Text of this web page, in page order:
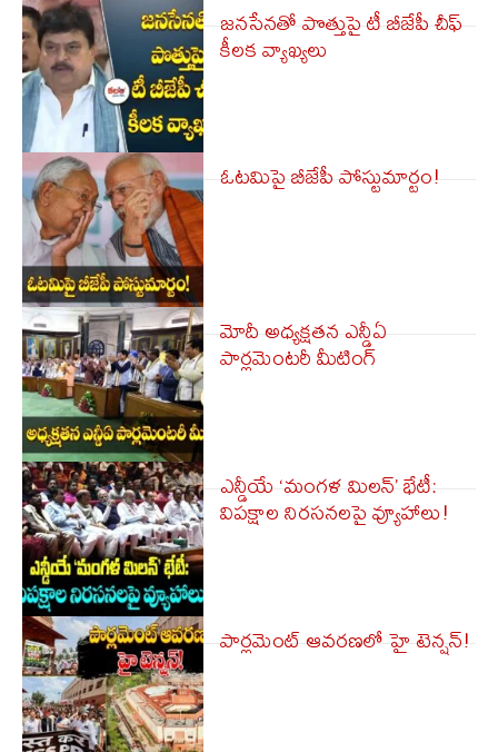
జ‌న‌సేన‌తో పొత్తుపై టీ బీజేపీ చీఫ్
కీలక వ్యాఖ్య‌లు
ఓటమిపై బీజేపీ పోస్టుమార్టం!
మోదీ అధ్య‌క్ష‌త‌న ఎన్డీఏ
పార్ల‌మెంట‌రీ మీటింగ్‌
ఎన్డీయే ‘మంగళ మిలన్’ భేటీ:
విపక్షాల నిరసనలపై వ్యూహాలు!
పార్ల‌మెంట్ ఆవ‌ర‌ణ‌లో హై టెన్ష‌న్‌!